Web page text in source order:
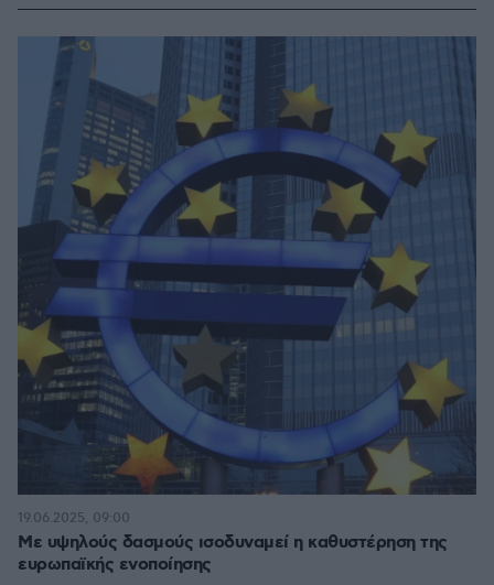
Με υψηλούς δασμούς ισοδυναμεί η καθυστέρηση της
ευρωπαϊκής ενοποίησης
19.06.2025, 09:00